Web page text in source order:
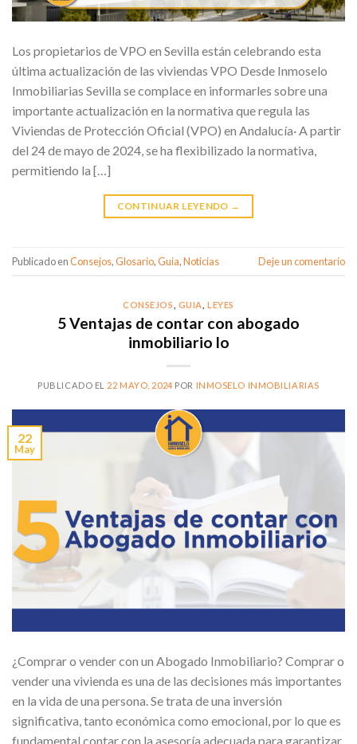
Los propietarios de VPO en Sevilla están celebrando esta
última actualización de las viviendas VPO Desde Inmoselo
Inmobiliarias Sevilla se complace en informarles sobre una
importante actualización en la normativa que regula las
Viviendas de Protección Oficial (VPO) en Andalucía· A partir
del 24 de mayo de 2024, se ha flexibilizado la normativa,
permitiendo la […]
CONTINUAR LEYENDO →
Publicado enConsejos,Glosario,Guia,Noticias Deje un comentario
CONSEJOS GUIA ,LEYES
5 Ventajas de contar con abogado
inmobiliario lo
PUBLICADO EL 22 MAYO, 2024 POR INMOSELO INMOBILIARIAS
22
May
¿Comprar o vender con un Abogado Inmobiliario? Comprar o
vender una vivienda es una de las decisiones más importantes
en la vida de una persona. Se trata de una inversión
significativa, tanto económica como emocional, por lo que es
fundamental contar con la asesoría adecuada para garantizar